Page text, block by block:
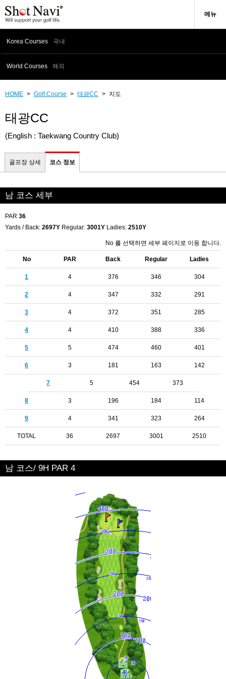
메뉴
Korea Courses 국내
World Courses 해외
HOME > Golf Course > 태광CC > 지도
태광CC
(English : Taekwang Country Club)
골프장 상세 코스 정보
남 코스 세부
PAR 36
Yards / Back: 2697Y Regular: 3001Y Ladies: 2510Y
No 를 선택하면 세부 페이지로 이동 합니다.
No PAR Back Regular Ladies
1 4 376 346 304
2 4 347 332 291
3 4 372 351 285
4 4 410 388 336
5 5 474 460 401
6 3 181 163 142
7 5 454 373
8 3 196 184 114
9 4 341 323 264
TOTAL 36 2697 3001 2510
남 코스/ 9H PAR 4